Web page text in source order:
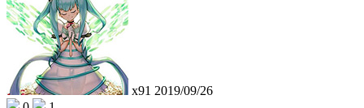
x91 2019/09/26